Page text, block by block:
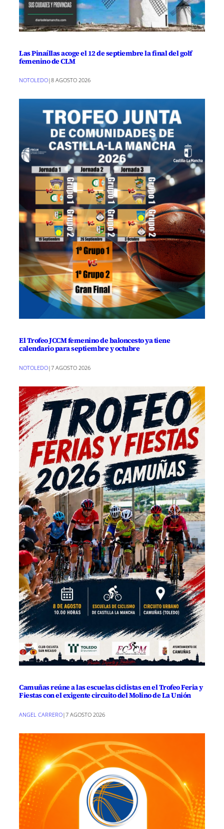
Las Pinaíllas acoge el 12 de septiembre la final del golf
femenino de CLM
NOTOLEDO|8 AGOSTO 2026
El Trofeo JCCM femenino de baloncesto ya tiene
calendario para septiembre y octubre
NOTOLEDO|7 AGOSTO 2026
Camuñas reúne a las escuelas ciclistas en el Trofeo Feria y
Fiestas con el exigente circuito del Molino de La Unión
ANGEL CARRERO|7 AGOSTO 2026